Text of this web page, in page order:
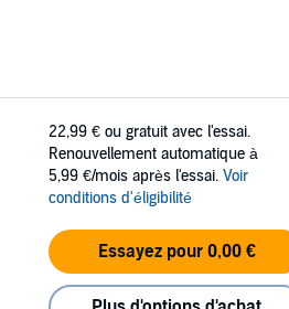
in 2014, and is ranked as one of Bill
22,99 € ou gratuit avec l'essai.
Renouvellement automatique à
5,99 €/mois après l'essai. Voir
conditions d'éligibilité
Essayez pour 0,00 €